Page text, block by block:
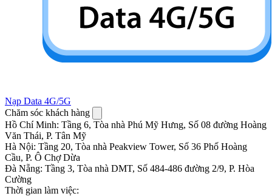
Nạp Data 4G/5G
Chăm sóc khách hàng
Hồ Chí Minh: Tầng 6, Tòa nhà Phú Mỹ Hưng, Số 08 đường Hoàng
Văn Thái, P. Tân Mỹ
Hà Nội: Tầng 20, Tòa nhà Peakview Tower, Số 36 Phố Hoàng
Cầu, P. Ô Chợ Dừa
Đà Nẵng: Tầng 3, Tòa nhà DMT, Số 484-486 đường 2/9, P. Hòa
Cường
Thời gian làm việc: